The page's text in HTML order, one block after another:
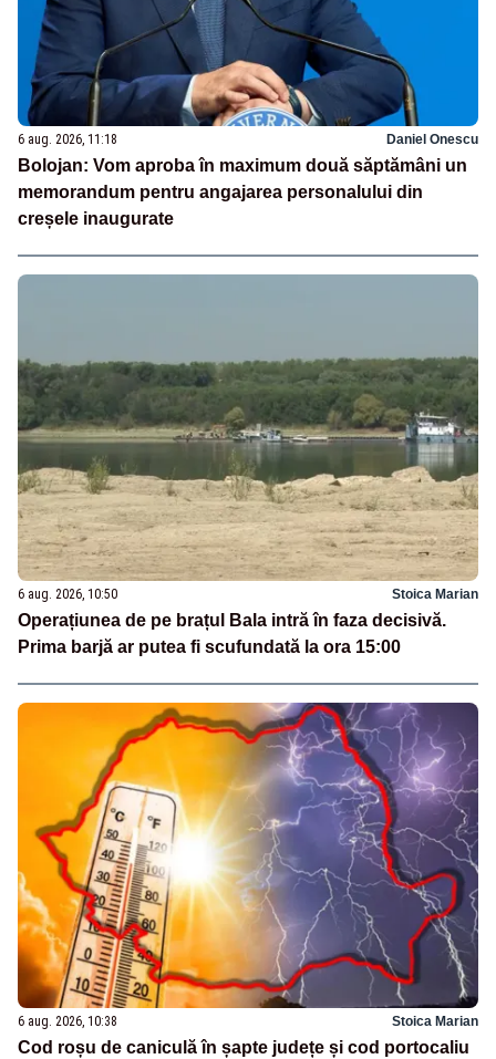
6 aug. 2026, 11:18 Daniel Onescu
Bolojan: Vom aproba în maximum două săptămâni un
memorandum pentru angajarea personalului din
creșele inaugurate
6 aug. 2026, 10:50 Stoica Marian
Operațiunea de pe brațul Bala intră în faza decisivă.
Prima barjă ar putea fi scufundată la ora 15:00
6 aug. 2026, 10:38 Stoica Marian
Cod roșu de caniculă în șapte județe și cod portocaliu